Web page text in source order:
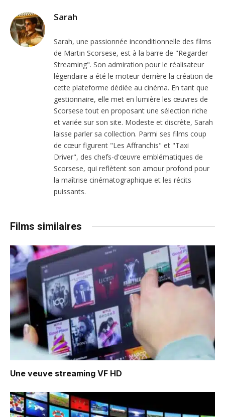
Sarah
Sarah, une passionnée inconditionnelle des films
de Martin Scorsese, est à la barre de "Regarder
Streaming". Son admiration pour le réalisateur
légendaire a été le moteur derrière la création de
cette plateforme dédiée au cinéma. En tant que
gestionnaire, elle met en lumière les œuvres de
Scorsese tout en proposant une sélection riche
et variée sur son site. Modeste et discrète, Sarah
laisse parler sa collection. Parmi ses films coup
de cœur figurent "Les Affranchis" et "Taxi
Driver", des chefs-d'œuvre emblématiques de
Scorsese, qui reflètent son amour profond pour
la maîtrise cinématographique et les récits
puissants.
Films similaires
Une veuve streaming VF HD